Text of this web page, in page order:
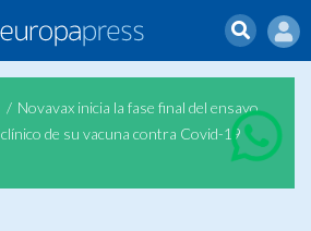
Novavax inicia la fase final del ensayo
clínico de su vacuna contra Covid-19